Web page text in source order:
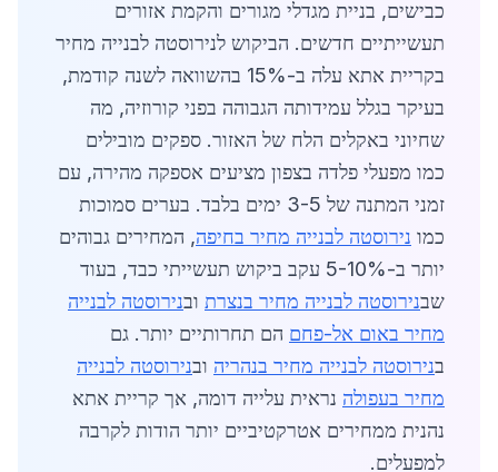
כבישים, בניית מגדלי מגורים והקמת אזורים
תעשייתיים חדשים. הביקוש לנירוסטה לבנייה מחיר
בקריית אתא עלה ב-15% בהשוואה לשנה קודמת,
בעיקר בגלל עמידותה הגבוהה בפני קורוזיה, מה
שחיוני באקלים הלח של האזור. ספקים מובילים
כמו מפעלי פלדה בצפון מציעים אספקה מהירה, עם
זמני המתנה של 3-5 ימים בלבד. בערים סמוכות
כמו נירוסטה לבנייה מחיר בחיפה, המחירים גבוהים
יותר ב-5-10% עקב ביקוש תעשייתי כבד, בעוד
שבנירוסטה לבנייה מחיר בנצרת ובנירוסטה לבנייה
מחיר באום אל-פחם הם תחרותיים יותר. גם
בנירוסטה לבנייה מחיר בנהריה ובנירוסטה לבנייה
מחיר בעפולה נראית עלייה דומה, אך קריית אתא
נהנית ממחירים אטרקטיביים יותר הודות לקרבה
למפעלים.